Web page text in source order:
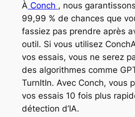
À Conch , nous
99,99 % de chances que
fassiez pas prendre après
outil. Si vous utilisez
vos essais, vous ne serez
des algorithmes comme
TurnItIn. Avec Conch, vous
vos essais 10 fois plus
détection d’IA.